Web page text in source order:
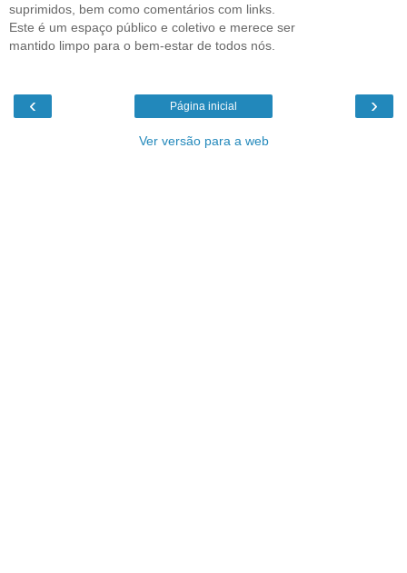
suprimidos, bem como comentários com links.
Este é um espaço público e coletivo e merece ser
mantido limpo para o bem-estar de todos nós.
‹ ›
Página inicial
Ver versão para a web